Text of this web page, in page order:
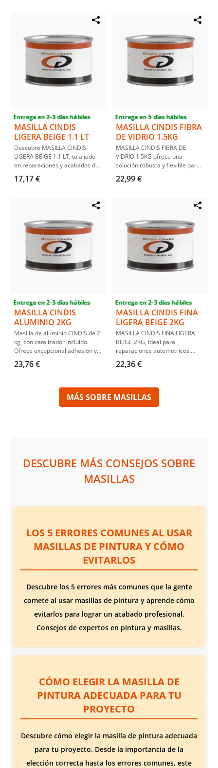
calidad.
asegurando acabados suaves y
de carrocería.
Entrega en 2-3 días hábiles
MASILLA CINDIS
LIGERA BEIGE 1.1 LT
Descubre MASILLA CINDIS
LIGERA BEIGE 1.1 LT, tu aliado
en reparaciones y acabados de
calidad. Con alto poder de
relleno y fácil lijado, esta masilla
Asegura resultados óptimos en
eficiencia.
17,17 €
Entrega en 5 días hábiles
MASILLA CINDIS FIBRA
DE VIDRIO 1.5KG
MASILLA CINDIS FIBRA DE
VIDRIO 1.5KG ofrece una
solución robusta y flexible para
reparaciones en fibra de vidrio y
poliéster. De fácil aplicación,
reparación duradera y eficiente.
22,99 €
Entrega en 2-3 días hábiles
MASILLA CINDIS
ALUMINIO 2KG
Masilla de aluminio CINDIS de 2
kg, con catalizador incluido.
Ofrece excepcional adhesión y
dureza, resistente al agua,
carburantes y aceites. Ideal
proporcionar protección
anticorrosiva. Fácil de aplicar y
lijar, garantiza una estructura
23,76 €
Entrega en 2-3 días hábiles
MASILLA CINDIS FINA
LIGERA BEIGE 2KG
MASILLA CINDIS FINA LIGERA
BEIGE 2KG, ideal para
reparaciones automotrices.
Fácil aplicación y lijado,
proporciona un acabado sin
para chapas de acero, aluminio
y más, ofrece propiedades de
relleno excepcionales y rápido
22,36 €
MÁS SOBRE MASILLAS
DESCUBRE MÁS CONSEJOS SOBRE
MASILLAS
LOS 5 ERRORES COMUNES AL USAR
MASILLAS DE PINTURA Y CÓMO
EVITARLOS
Descubre los 5 errores más comunes que la gente
comete al usar masillas de pintura y aprende cómo
evitarlos para lograr un acabado profesional.
Consejos de expertos en pintura y masillas.
CÓMO ELEGIR LA MASILLA DE
PINTURA ADECUADA PARA TU
PROYECTO
Descubre cómo elegir la masilla de pintura adecuada
para tu proyecto. Desde la importancia de la
elección correcta hasta los errores comunes, este